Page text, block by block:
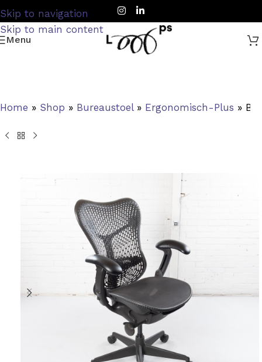
Skip to navigation
Skip to main content
Menu
Home » Shop » Bureaustoel» Ergonomisch-Plus »